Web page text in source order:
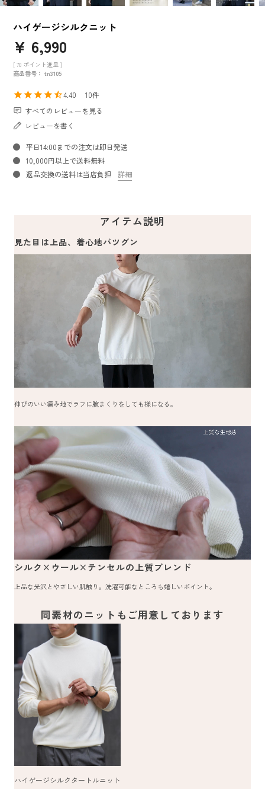
ハイゲージシルクニット
¥ 6,990
[ 70 ポイント進呈 ]
商品番号
tn3105
4.40
10
すべてのレビューを見る
レビューを書く
平日14:00までの注文は即日発送
10,000円以上で送料無料
返品交換の送料は当店負担
詳細
アイテム説明
見た目は上品、着心地バツグン
伸びのいい編み地でラフに腕まくりをしても様になる。
シルク×ウール×テンセルの上質ブレンド
上品な光沢とやさしい肌触り。洗濯可能なところも嬉しいポイント。
同素材のニットもご用意しております
ハイゲージシルクタートルニット